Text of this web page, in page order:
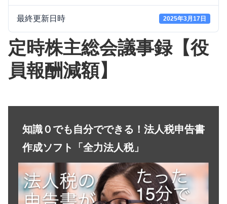
最終更新日時 2025年3月17日
定時株主総会議事録【役
員報酬減額】
知識０でも自分でできる！法人税申告書
作成ソフト「全力法人税」